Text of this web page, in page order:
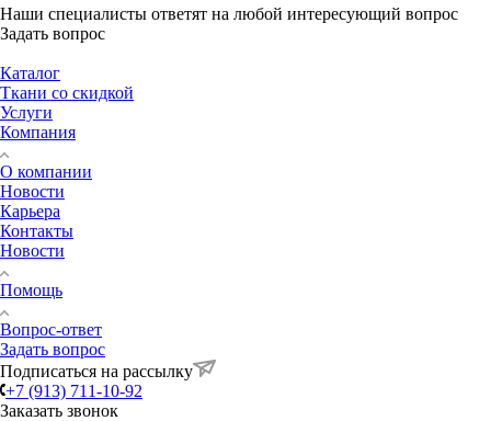
Наши специалисты ответят на любой интересующий вопрос
Задать вопрос
Каталог
Ткани со скидкой
Услуги
Компания
О компании
Новости
Карьера
Контакты
Новости
Помощь
Вопрос-ответ
Задать вопрос
Подписаться на рассылку
+7 (913) 711-10-92
Заказать звонок